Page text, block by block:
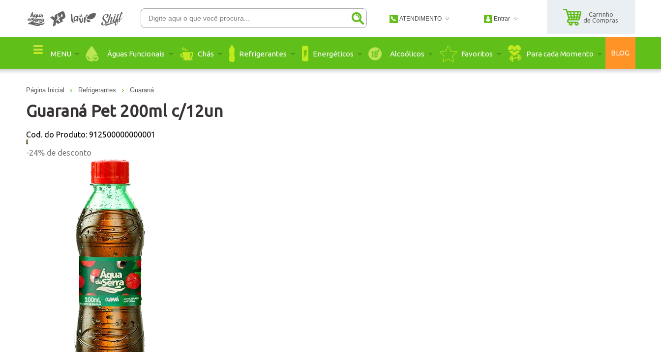
ATENDIMENTO
(48) 3651 2500
Entrar
Carrinho
de Compras
MENU Águas Funcionais Chás Refrigerantes Energéticos Alcoólicos Favoritos Para cada Momento BLOG
Página Inicial Refrigerantes Guaraná
Guaraná Pet 200ml c/12un
Cod. do Produto: 912500000000001
-24% de desconto